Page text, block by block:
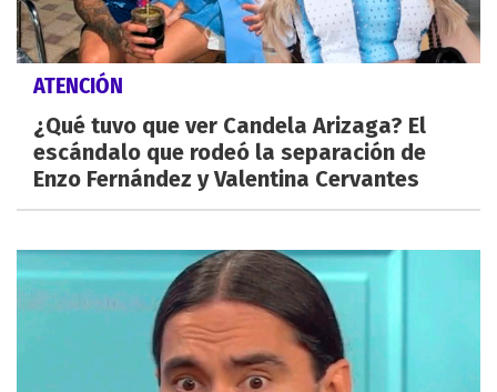
ATENCIÓN
¿Qué tuvo que ver Candela Arizaga? El
escándalo que rodeó la separación de
Enzo Fernández y Valentina Cervantes